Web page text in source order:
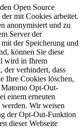
Open Source
mit Cookies arbeitet.
anonymisiert und zu
Server der
der Speicherung und
können Sie diese
wird in Ihrem
verhindert, dass
Ihre Cookies löschen,
Matomo Opt-Out-
einem erneuten
Wir weisen
der Opt-Out-Funktion
dieser Webseite